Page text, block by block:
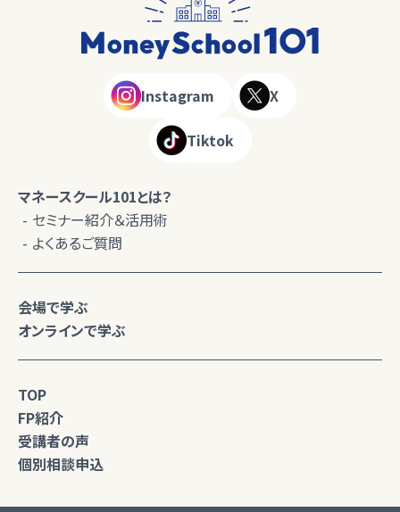
Instagram X
Tiktok
マネースクール101とは？
セミナー紹介＆活用術
よくあるご質問
会場で学ぶ
オンラインで学ぶ
TOP
FP紹介
受講者の声
個別相談申込